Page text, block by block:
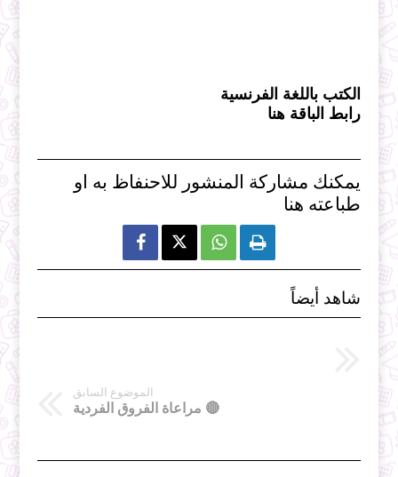
الكتب باللغة الفرنسية
رابط الباقة هنا
يمكنك مشاركة المنشور للاحنفاظ به او
طباعته هنا
  
شاهد أيضاً
الموضوع السابق
🔴 مراعاة الفروق الفردية